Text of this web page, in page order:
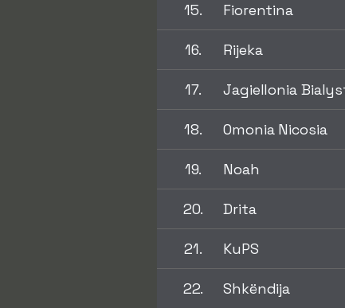
15. Fiorentina
16. Rijeka
17. Jagiellonia
18. Omonia Nicosia
19. Noah
20. Drita
21. KuPS
22. Shkëndija